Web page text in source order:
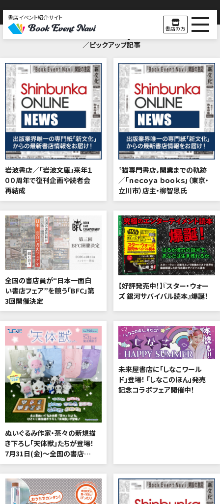
書店イベント紹介サイト
書店の方
Pick Up
／ピックアップ記事
岩波書店／「岩波文庫」来年１
００周年で復刊企画や読者会
再結成
〝猫専門書店〟開業までの軌跡
／「ｎｅｃｏｙａ ｂｏｏｋｓ」（東京・
立川市）店主・柳智恩氏
全国の書店員が“日本一面白
い書店フェア”を競う「BFC」第
3回開催決定
【好評発売中！】『スター・ウォー
ズ 銀河サバイバル読本』爆誕！
ぬいぐるみ作家・茶々の新規描
き下ろし「天体獣」たちが登場！
7月31日(金)～全国の書店な
どで販売決定
未来屋書店に「しなこワール
ド」登場！ 「しなこのほん」発売
記念コラボフェア開催中！